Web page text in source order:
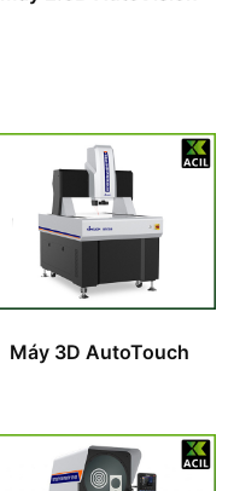
Máy 3D AutoTouch